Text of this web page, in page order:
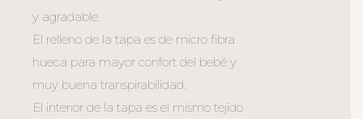
y agradable.
El relleno de la tapa es de micro fibra
hueca para mayor confort del bebé y
muy buena transpirabilidad.
El interior de la tapa es el mismo tejido